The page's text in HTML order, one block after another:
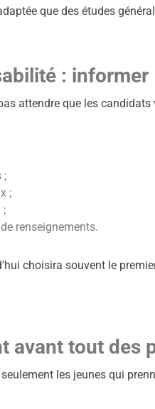
que des études
: informer
attendre que les
;
;
;
renseignements.
choisira souvent le
avant tout des
les jeunes qui